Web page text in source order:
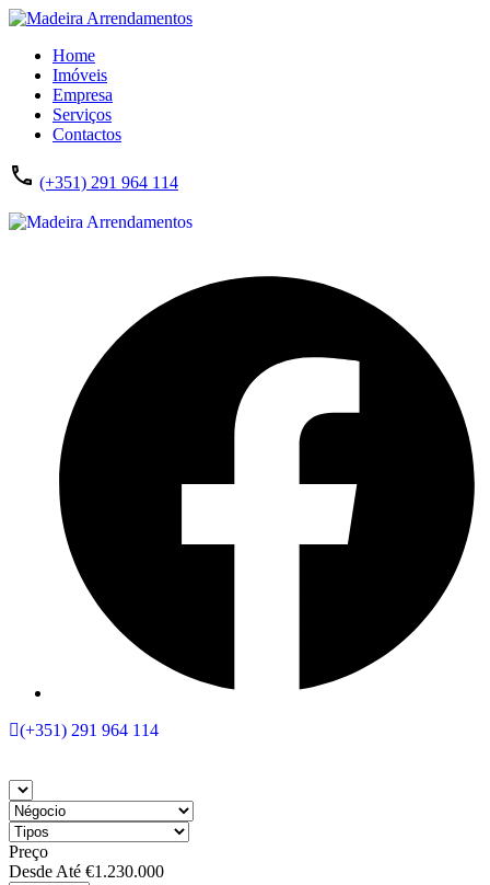
Home
Imóveis
Empresa
Serviços
Contactos
(+351) 291 964 114
(+351) 291 964 114
Preço
Desde Até €1.230.000